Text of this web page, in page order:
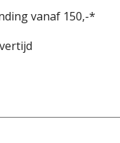
vanaf 150,-*